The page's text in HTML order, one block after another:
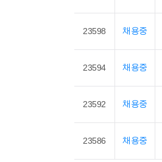
23598 채용중
23594 채용중
23592 채용중
23586 채용중